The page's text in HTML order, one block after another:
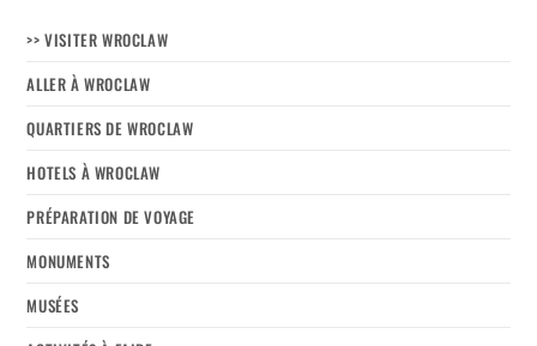
>> VISITER WROCLAW
ALLER À WROCLAW
QUARTIERS DE WROCLAW
HOTELS À WROCLAW
PRÉPARATION DE VOYAGE
MONUMENTS
MUSÉES